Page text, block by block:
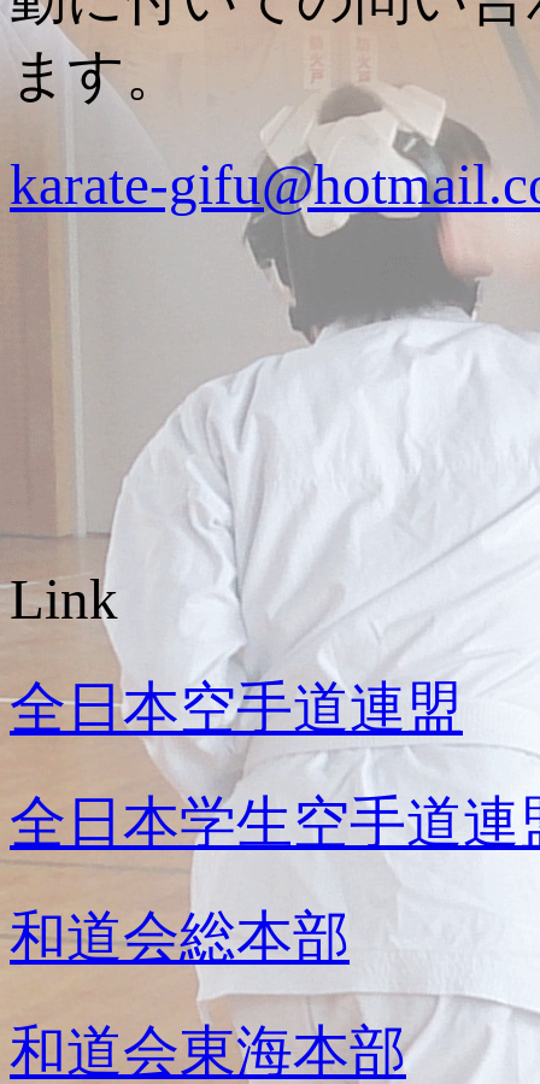
ます。
karate-
Link
全日本空手道連盟
全日本学生空手道連
和道会総本部
和道会東海本部